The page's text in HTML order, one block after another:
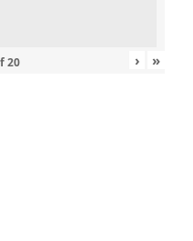
20 › »